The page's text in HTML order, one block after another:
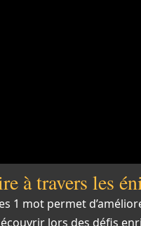
à travers les
1 mot permet
lors des défis